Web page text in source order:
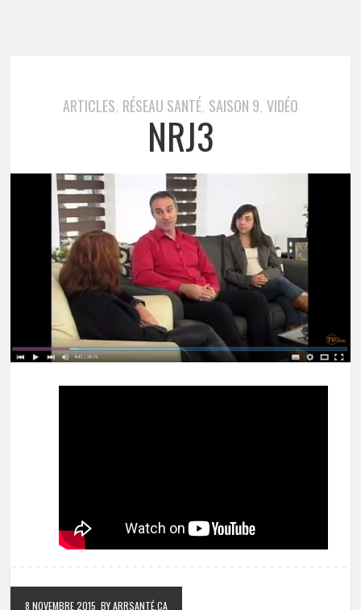
ARTICLES, RÉSEAU SANTÉ, SAISON 9, VIDÉO
NRJ3
8 NOVEMBRE 2015 BY ARRSANTÉ.CA